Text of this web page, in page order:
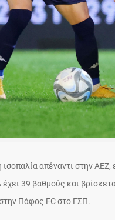
ισοπαλία απέναντι στην
39 βαθμούς και
Πάφος FC στο ΓΣΠ.